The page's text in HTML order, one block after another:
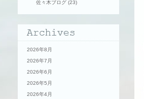
佐々木ブログ (23)
2026年8月
2026年7月
2026年6月
2026年5月
2026年4月